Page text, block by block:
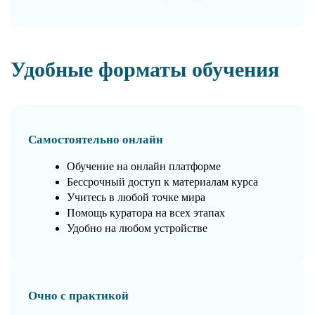
Удобные форматы обучения
Самостоятельно онлайн
Обучение на онлайн платформе
Бессрочный доступ к материалам курса
Учитесь в любой точке мира
Помощь куратора на всех этапах
Удобно на любом устройстве
Очно с практикой